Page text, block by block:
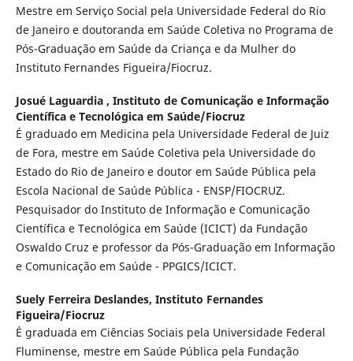
Mestre em Serviço Social pela Universidade Federal do Rio
de Janeiro e doutoranda em Saúde Coletiva no Programa de
Pós-Graduação em Saúde da Criança e da Mulher do
Instituto Fernandes Figueira/Fiocruz.
Josué Laguardia , Instituto de Comunicação e Informação
Científica e Tecnológica em Saúde/Fiocruz
É graduado em Medicina pela Universidade Federal de Juiz
de Fora, mestre em Saúde Coletiva pela Universidade do
Estado do Rio de Janeiro e doutor em Saúde Pública pela
Escola Nacional de Saúde Pública - ENSP/FIOCRUZ.
Pesquisador do Instituto de Informação e Comunicação
Científica e Tecnológica em Saúde (ICICT) da Fundação
Oswaldo Cruz e professor da Pós-Graduação em Informação
e Comunicação em Saúde - PPGICS/ICICT.
Suely Ferreira Deslandes, Instituto Fernandes
Figueira/Fiocruz
É graduada em Ciências Sociais pela Universidade Federal
Fluminense, mestre em Saúde Pública pela Fundação